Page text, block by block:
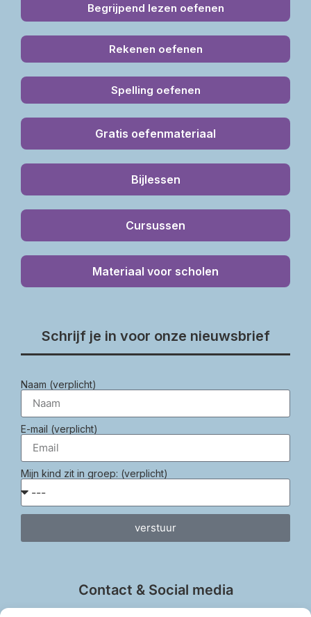
Begrijpend lezen oefenen
Rekenen oefenen
Spelling oefenen
Gratis oefenmateriaal
Bijlessen
Cursussen
Materiaal voor scholen
Schrijf je in voor onze nieuwsbrief
Naam (verplicht)
E-mail (verplicht)
Mijn kind zit in groep: (verplicht)
verstuur
Contact & Social media